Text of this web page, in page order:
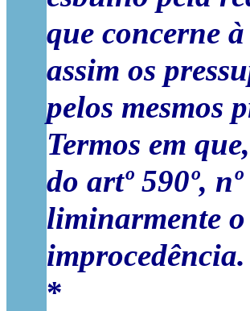
que concerne
assim os
pelos mesmos
Termos em
do artº 590º,
liminarmente
*